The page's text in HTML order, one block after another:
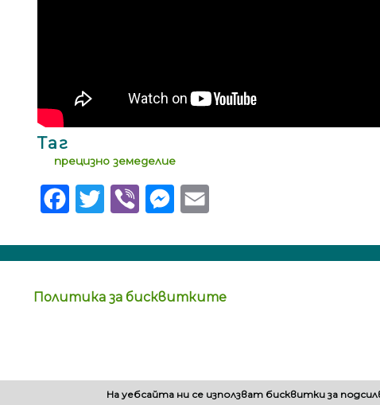
Таг
прецизно земеделие
FacebookTwitterViber Messenger
Политика за бисквитките
На уебсайта ни се използват бисквитки за